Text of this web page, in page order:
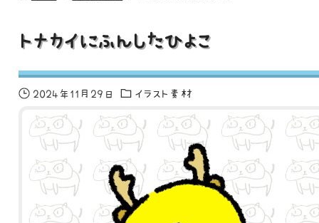
トナカイにふんしたひよこ
2024年11月29日 イラスト素材